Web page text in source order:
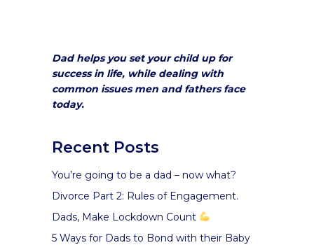
Dad helps you set your child up for
success in life, while dealing with
common issues men and fathers face
today.
Recent Posts
You’re going to be a dad – now what?
Divorce Part 2: Rules of Engagement.
Dads, Make Lockdown Count
5 Ways for Dads to Bond with their Baby